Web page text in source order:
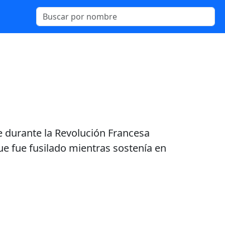
la Revolución Francesa
fue fusilado mientras sostenía en